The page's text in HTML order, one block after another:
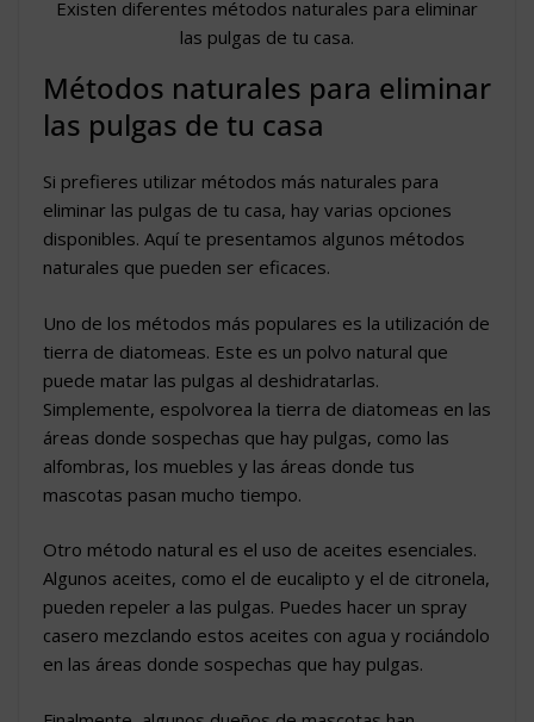
Existen diferentes métodos naturales para eliminar
las pulgas de tu casa.
Métodos naturales para eliminar
las pulgas de tu casa
Si prefieres utilizar métodos más naturales para
eliminar las pulgas de tu casa, hay varias opciones
disponibles. Aquí te presentamos algunos métodos
naturales que pueden ser eficaces.
Uno de los métodos más populares es la utilización de
tierra de diatomeas. Este es un polvo natural que
puede matar las pulgas al deshidratarlas.
Simplemente, espolvorea la tierra de diatomeas en las
áreas donde sospechas que hay pulgas, como las
alfombras, los muebles y las áreas donde tus
mascotas pasan mucho tiempo.
Otro método natural es el uso de aceites esenciales.
Algunos aceites, como el de eucalipto y el de citronela,
pueden repeler a las pulgas. Puedes hacer un spray
casero mezclando estos aceites con agua y rociándolo
en las áreas donde sospechas que hay pulgas.